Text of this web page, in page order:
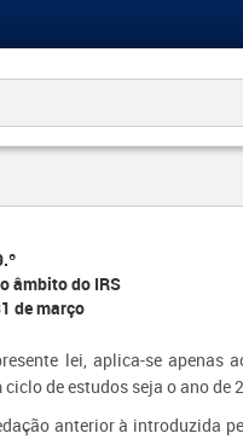
âmbito do IRS
de março
lei, aplica-se apenas
de estudos seja o ano de
anterior à introduzida